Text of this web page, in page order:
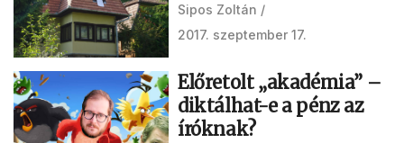
Sipos Zoltán
2017. szeptember 17.
Előretolt „akadémia” –
diktálhat-e a pénz az
íróknak?